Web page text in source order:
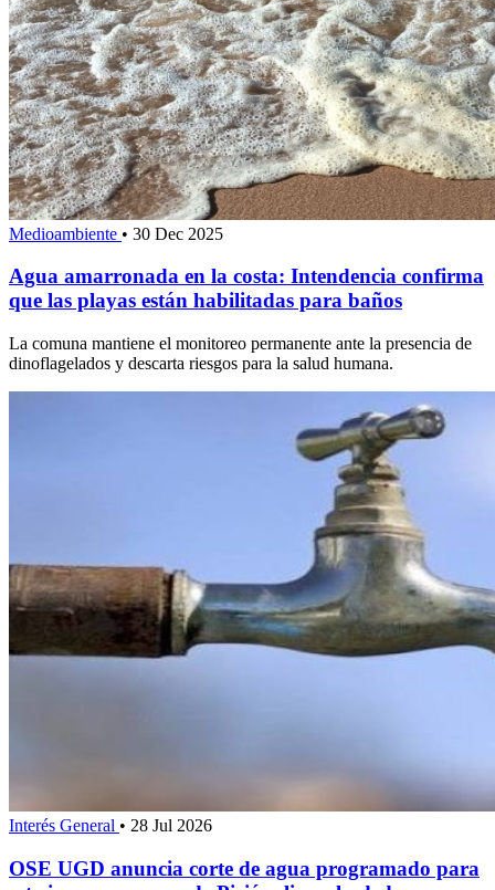
Medioambiente • 30 Dec 2025
Agua amarronada en la costa: Intendencia confirma
que las playas están habilitadas para baños
La comuna mantiene el monitoreo permanente ante la presencia de
dinoflagelados y descarta riesgos para la salud humana.
Interés General • 28 Jul 2026
OSE UGD anuncia corte de agua programado para